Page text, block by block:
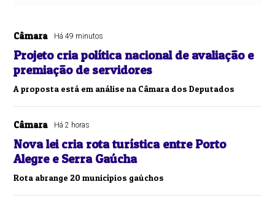
Câmara Há 49 minutos
Projeto cria política nacional de avaliação e
premiação de servidores
A proposta está em análise na Câmara dos Deputados
Câmara Há 2 horas
Nova lei cria rota turística entre Porto
Alegre e Serra Gaúcha
Rota abrange 20 municípios gaúchos